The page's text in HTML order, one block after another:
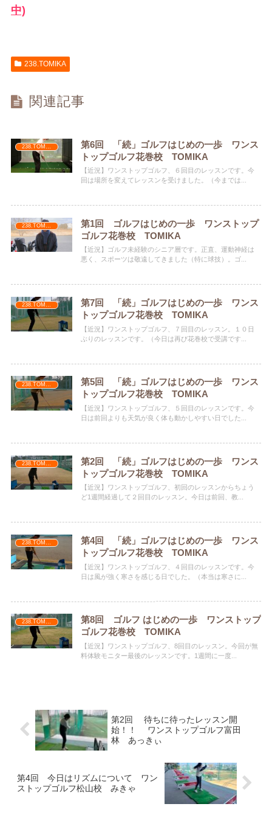
中)
238.TOMIKA
関連記事
第6回 「続」ゴルフはじめの一歩 ワンス
トップゴルフ花巻校 TOMIKA
【近況】ワンストップゴルフ、６回目のレッスンです。今
回は場所を変えてレッスンを受けました。（今までは...
238.TOMIKA
第1回 ゴルフはじめの一歩 ワンストップ
ゴルフ花巻校 TOMIKA
【近況】ゴルフ未経験のシニア層です。正直、運動神経は
悪く、スポーツは敬遠してきました（特に球技）。ゴ...
238.TOMIKA
第7回 「続」ゴルフはじめの一歩 ワンス
トップゴルフ花巻校 TOMIKA
【近況】ワンストップゴルフ、７回目のレッスン。１０日
ぶりのレッスンです。（今日は再び花巻校で受講です...
第5回 「続」ゴルフはじめの一歩 ワンス
トップゴルフ花巻校 TOMIKA
【近況】ワンストップゴルフ、５回目のレッスンです。今
日は前回よりも天気が良く体も動かしやすい日でした...
第2回 「続」ゴルフはじめの一歩 ワンス
トップゴルフ花巻校 TOMIKA
【近況】ワンストップゴルフ、初回のレッスンからちょう
ど1週間経過して２回目のレッスン。今日は前回、教...
238.TOMIKA
第4回 「続」ゴルフはじめの一歩 ワンス
トップゴルフ花巻校 TOMIKA
【近況】ワンストップゴルフ、４回目のレッスンです。今
日は風が強く寒さを感じる日でした。（本当は寒さに...
238.TOMIKA
第8回 ゴルフ はじめの一歩 ワンストップ
ゴルフ花巻校 TOMIKA
【近況】ワンストップゴルフ、8回目のレッスン。今回が無
料体験モニター最後のレッスンです。1週間に一度...
第2回 待ちに待ったレッスン開
始！！ ワンストップゴルフ富田
林 あっきぃ
第4回 今日はリズムについて ワン
ストップゴルフ松山校 みきゃ